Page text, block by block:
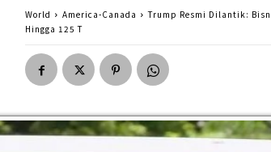
World America-Canada
Trump Resmi Dilantik:
Hingga 125 T